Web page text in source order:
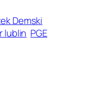
Demski
lublin PGE